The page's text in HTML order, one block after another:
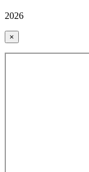
2026
×